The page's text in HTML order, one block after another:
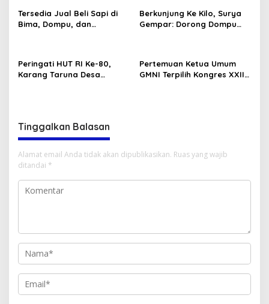
RI ke-80 .
Tersedia Jual Beli Sapi di
Bima, Dompu, dan
Berkunjung Ke Kilo, Surya
Gempar: Dorong Dompu
Peringati HUT RI Ke-80,
Karang Taruna Desa
Pertemuan Ketua Umum
GMNI Terpilih Kongres XXII
Tinggalkan Balasan
Alamat email Anda tidak akan dipublikasikan. Ruas yang wajib
ditandai *